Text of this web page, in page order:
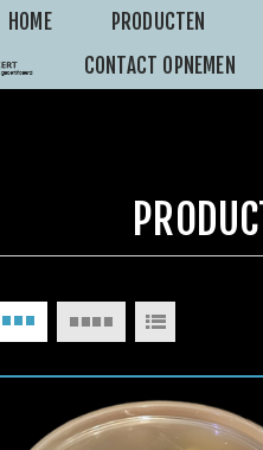
HOME PRODUCTEN
CONTACT OPNEMEN